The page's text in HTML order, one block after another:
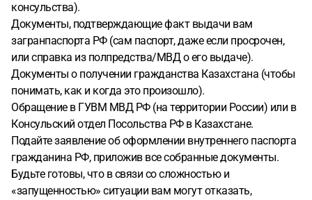
консульства).
Документы, подтверждающие факт выдачи вам
загранпаспорта РФ (сам паспорт, даже если просрочен,
или справка из полпредства/МВД о его выдаче).
Документы о получении гражданства Казахстана (чтобы
понимать, как и когда это произошло).
Обращение в ГУВМ МВД РФ (на территории России) или в
Консульский отдел Посольства РФ в Казахстане.
Подайте заявление об оформлении внутреннего паспорта
гражданина РФ, приложив все собранные документы.
Будьте готовы, что в связи со сложностью и
«запущенностью» ситуации вам могут отказать,